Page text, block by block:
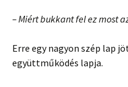
– Miért bukkant fel ez most
Erre egy nagyon szép lap
együttműködés lapja.